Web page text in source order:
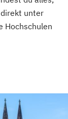
unter
Hochschulen